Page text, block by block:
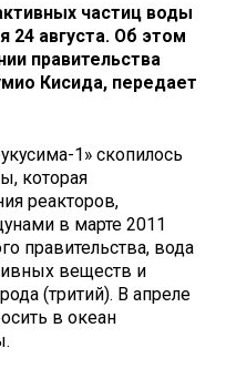
частиц воды
24 августа. Об этом
правительства
Кисида, передает
1» скопилось
которая
реакторов,
в марте 2011
правительства, вода
веществ и
(тритий). В апреле
в океан